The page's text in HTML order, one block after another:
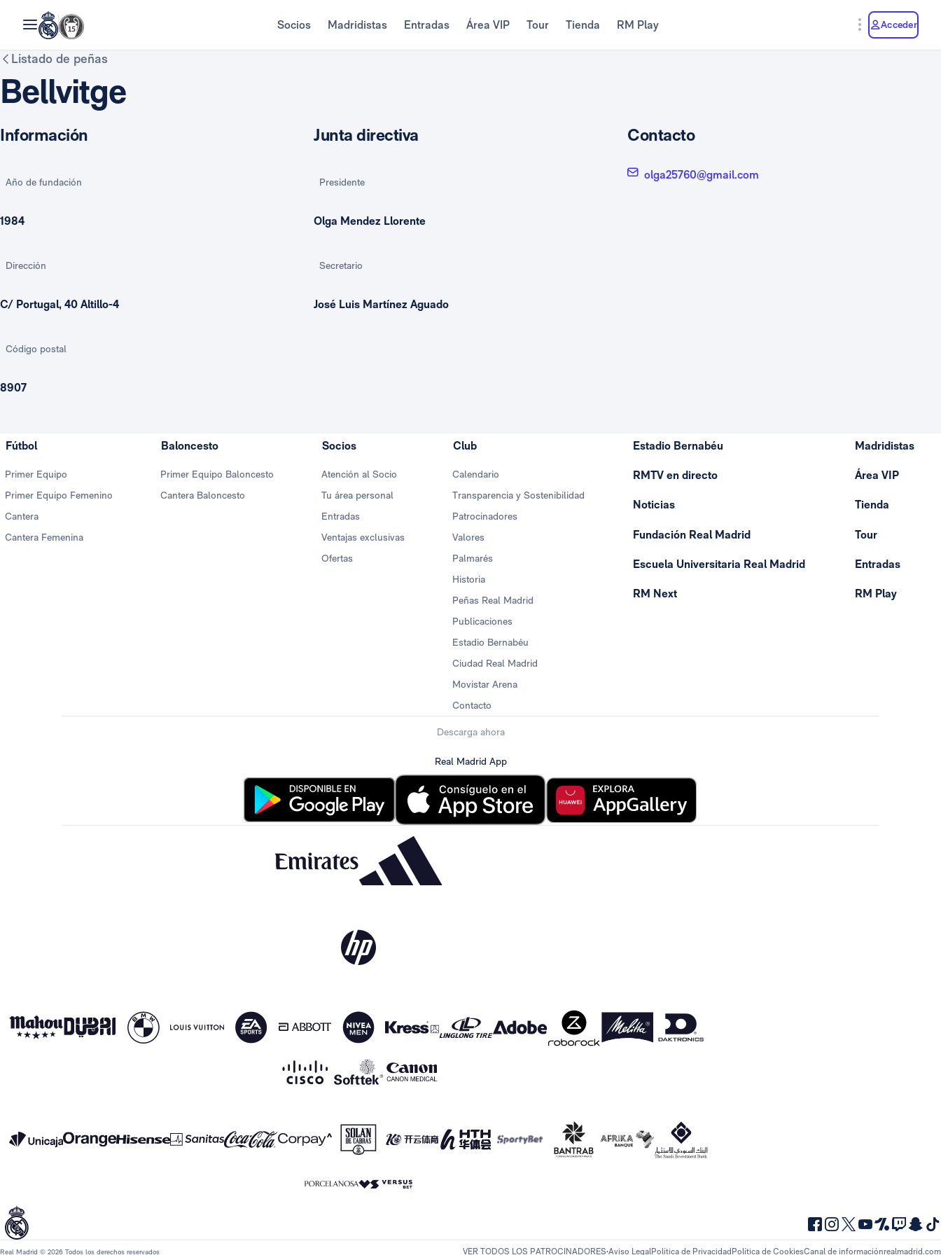
Socios Madridistas Entradas Área VIP Tour Tienda RM Play Acceder
Listado de peñas
Bellvitge
Información
Año de fundación
1984
Dirección
C/ Portugal, 40 Altillo-4
Código postal
8907
Junta directiva
Presidente
Olga Mendez Llorente
Secretario
José Luis Martínez Aguado
Contacto
olga25760@gmail.com
Fútbol
Primer Equipo
Primer Equipo Femenino
Cantera
Cantera Femenina
Baloncesto
Primer Equipo Baloncesto
Cantera Baloncesto
Socios
Atención al Socio
Tu área personal
Entradas
Ventajas exclusivas
Ofertas
Club
Calendario
Transparencia y Sostenibilidad
Patrocinadores
Valores
Palmarés
Historia
Peñas Real Madrid
Publicaciones
Estadio Bernabéu
Ciudad Real Madrid
Movistar Arena
Contacto
Estadio Bernabéu
RMTV en directo
Noticias
Fundación Real Madrid
Escuela Universitaria Real Madrid
RM Next
Madridistas
Área VIP
Tienda
Tour
Entradas
RM Play
Descarga ahora
Real Madrid App
Real Madrid © 2026 Todos los derechos reservados VER TODOS LOS PATROCINADORES Aviso LegalPolítica de Privacidad Política de CookiesCanal de informaciónrealmadrid.com